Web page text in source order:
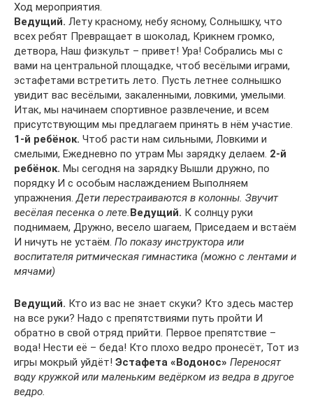
Ход мероприятия.
Ведущий. Лету красному, небу ясному, Солнышку, что
всех ребят Превращает в шоколад, Крикнем громко,
детвора, Наш физкульт – привет! Ура! Собрались мы с
вами на центральной площадке, чтоб весёлыми играми,
эстафетами встретить лето. Пусть летнее солнышко
увидит вас весёлыми, закаленными, ловкими, умелыми.
Итак, мы начинаем спортивное развлечение, и всем
присутствующим мы предлагаем принять в нём участие.
1-й ребёнок. Чтоб расти нам сильными, Ловкими и
смелыми, Ежедневно по утрам Мы зарядку делаем. 2-й
ребёнок. Мы сегодня на зарядку Вышли дружно, по
порядку И с особым наслаждением Выполняем
упражнения.Дети перестраиваются в колонны. Звучит
весёлая песенка о лете.Ведущий. К солнцу руки
поднимаем, Дружно, весело шагаем, Приседаем и встаём
И ничуть не устаём. По показу инструктора или
воспитателя ритмическая гимнастика (можно с лентами и
мячами)
Ведущий. Кто из вас не знает скуки? Кто здесь мастер
на все руки? Надо с препятствиями путь пройти И
обратно в свой отряд прийти. Первое препятствие –
вода! Нести её – беда! Кто плохо ведро пронесёт, Тот из
игры мокрый уйдёт! Эстафета «Водонос» Переносят
воду кружкой или маленьким ведёрком из ведра в другое
ведро.